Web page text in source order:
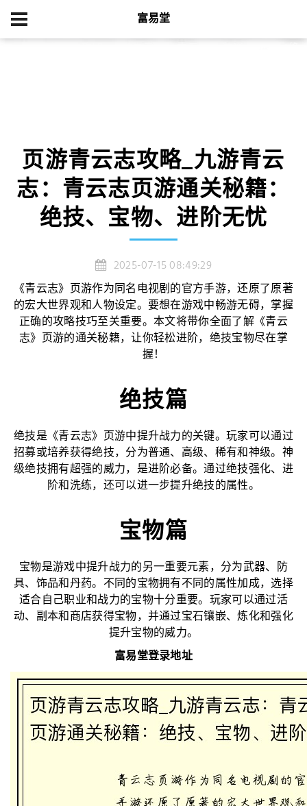
富易堂
页游青云志攻略_九游青云
志：青云志页游通关秘籍：
绝技、宝物、进阶无忧
2025-07-15 08:49:29
《青云志》页游作为同名电视剧的官方手游，还原了原著
的宏大世界观和人物设定。要想在游戏中畅游无碍，掌握
正确的攻略技巧至关重要。本文将带你全面了解《青云
志》页游的通关秘籍，让你轻松进阶，绝技宝物尽在掌
握！
绝技篇
绝技是《青云志》页游中提升战力的关键。玩家可以通过
招募或培养获得绝技，分为普通、高级、稀有和神级。神
级绝技拥有超强的威力，是进阶必备。通过绝技强化、进
阶和洗练，还可以进一步提升绝技的属性。
宝物篇
宝物是游戏中提升战力的另一重要元素，分为武器、防
具、饰品和丹药。不同的宝物拥有不同的属性加成，选择
适合自己职业和战力的宝物十分重要。玩家可以通过活
动、副本和商店获得宝物，并通过宝石镶嵌、炼化和强化
提升宝物的威力。
富易堂登录地址